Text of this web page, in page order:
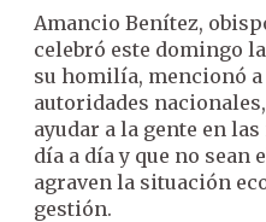
Amancio Benítez,
celebró este domingo
su homilía, mencionó
autoridades
ayudar a la gente en
día a día y que no sean
agraven la situación
gestión.